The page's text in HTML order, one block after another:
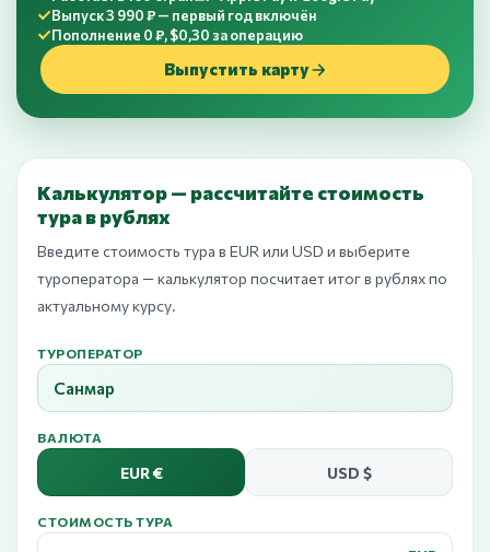
Выпуск 3 990 ₽ — первый год включён
Пополнение 0 ₽, $0,30 за операцию
Выпустить карту
Калькулятор — рассчитайте стоимость
тура в рублях
Введите стоимость тура в EUR или USD и выберите
туроператора — калькулятор посчитает итог в рублях по
актуальному курсу.
ТУРОПЕРАТОР
Санмар
ВАЛЮТА
EUR € USD $
СТОИМОСТЬ ТУРА